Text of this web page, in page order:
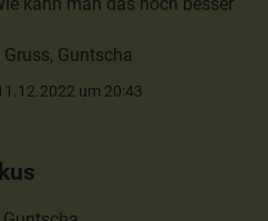
Guntscha
um 20:43